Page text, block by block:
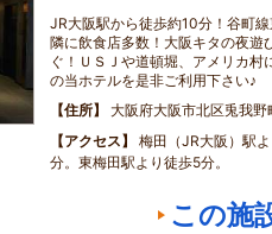
JR大阪駅から徒歩約10分！谷町
隣に飲食店多数！大阪キタの夜遊
ぐ！ＵＳＪや道頓堀、アメリカ村
の当ホテルを是非ご利用下さい♪
住所
大阪府大阪市北区兎我野
アクセス
梅田（JR大阪）駅
分。東梅田駅より徒歩5分。
この施